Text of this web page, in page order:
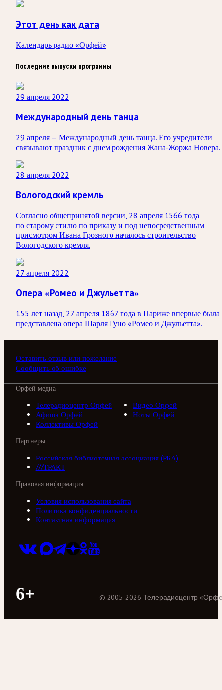
Этот день как дата
Календарь радио «Орфей»
Последние выпуски программы
29 апреля 2022
Международный день танца
29 апреля — Международный день танца. Его учредители
связывают праздник с днем рождения Жана-Жоржа Новера.
28 апреля 2022
Вологодский кремль
Согласно общепринятой версии, 28 апреля 1566 года
по старому стилю по приказу и под непосредственным
присмотром Ивана Грозного началось строительство
Вологодского кремля.
27 апреля 2022
Опера «Ромео и Джульетта»
155 лет назад, 27 апреля 1867 года в Париже впервые была
представлена опера Шарля Гуно «Ромео и Джульетта».
Оставить отзыв или пожелание
Сообщить об ошибке
Орфей медиа
Телерадиоцентр Орфей
Видео Орфей
Афиша Орфей
Ноты Орфей
Коллективы Орфей
Партнеры
Российская библиотечная ассоциация (РБА)
///ТРАКТ
Правовая информация
Условия использования сайта
Политика конфиденциальности
Контактная информация
6+ © 2005-2026 Телерадиоцентр